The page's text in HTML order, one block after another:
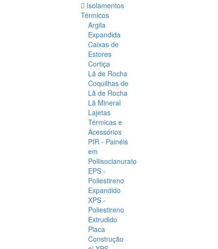
Isolamentos
Térmicos
Argila
Expandida
Caixas de
Estores
Cortiça
Lã de Rocha
Coquilhas de
Lã de Rocha
Lã Mineral
Lajetas
Térmicas e
Acessórios
PIR - Painéis
em
Poliisocianurato
EPS -
Poliestireno
Expandido
XPS -
Poliestireno
Extrudido
Placa
Construção